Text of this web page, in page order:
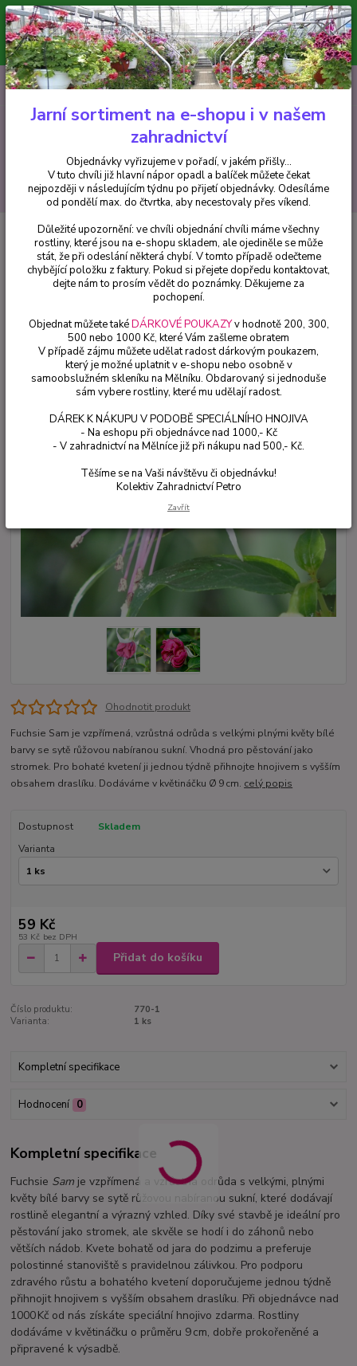
Minimální hodnota pro odeslání z e-shopu je 300 Kč.
V tuto chvíli již hlavní nápor objednávek opadl a balíček můžete čekat
nejpozději v následujícím týdnu po přijetí objednávky. Objednávky
vyřizujeme v pořadí, v jakém přišly...
CZK
Hledat
+420 602 223 614 0ks
za0 Kč
Fuchsie Sam Fuchsie - 1 ks
Sam Fuchsie - 1 ks
Ohodnotit produkt
Fuchsie Sam je vzpřímená, vzrůstná odrůda s velkými plnými květy bílé
barvy se sytě růžovou nabíranou sukní. Vhodná pro pěstování jako
stromek. Pro bohaté kvetení ji jednou týdně přihnojte hnojivem s vyšším
obsahem draslíku. Dodáváme v květináčku Ø 9 cm. celý popis
Dostupnost
Skladem
Varianta
59 Kč
53 Kč bez DPH
Přidat do košíku
Číslo produktu:
770-1
Varianta:
1 ks
Kompletní specifikace
Hodnocení 0
Kompletní specifikace
Fuchsie Sam je vzpřímená a vzrůstná odrůda s velkými, plnými
květy bílé barvy se sytě růžovou nabíranou sukní, které dodávají
rostlině elegantní a výrazný vzhled. Díky své stavbě je ideální pro
pěstování jako stromek, ale skvěle se hodí i do záhonů nebo
větších nádob. Kvete bohatě od jara do podzimu a preferuje
polostinné stanoviště s pravidelnou zálivkou. Pro podporu
zdravého růstu a bohatého kvetení doporučujeme jednou týdně
přihnojit hnojivem s vyšším obsahem draslíku. Při objednávce nad
1000 Kč od nás získáte speciální hnojivo zdarma. Rostliny
dodáváme v květináčku o průměru 9 cm, dobře prokořeněné a
připravené k výsadbě.
Jarní sortiment na e-shopu i v našem
zahradnictví
Objednávky vyřizujeme v pořadí, v jakém přišly...
V tuto chvíli již hlavní nápor opadl a balíček můžete čekat
nejpozději v následujícím týdnu po přijetí objednávky. Odesíláme
od pondělí max. do čtvrtka, aby necestovaly přes víkend.
Důležité upozornění: ve chvíli objednání chvíli máme všechny
rostliny, které jsou na e-shopu skladem, ale ojediněle se může
stát, že při odeslání některá chybí. V tomto případě odečteme
chybějící položku z faktury. Pokud si přejete dopředu kontaktovat,
dejte nám to prosím vědět do poznámky. Děkujeme za
pochopení.
Objednat můžete takéDÁRKOVÉ POUKAZYv hodnotě 200, 300,
500 nebo 1000 Kč, které Vám zašleme obratem
V případě zájmu můžete udělat radost dárkovým poukazem,
který je možné uplatnit v e-shopu nebo osobně v
samoobslužném skleníku na Mělníku. Obdarovaný si jednoduše
sám vybere rostliny, které mu udělají radost.
DÁREK K NÁKUPU V PODOBĚ SPECIÁLNÍHO HNOJIVA
- Na eshopu při objednávce nad 1000,- Kč
- V zahradnictví na Mělníce již při nákupu nad 500,- Kč.
Těšíme se na Vaši návštěvu či objednávku!
Kolektiv Zahradnictví Petro
Zavřít